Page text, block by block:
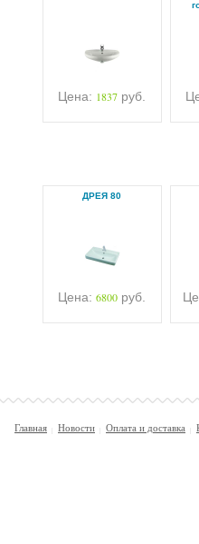
Цена: 1837 руб.
ДРЕЯ 80
Цена: 6800 руб.
Главная Новости Оплата и доставка